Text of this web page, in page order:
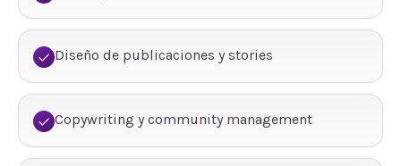
Diseño de publicaciones y stories
Copywriting y community management